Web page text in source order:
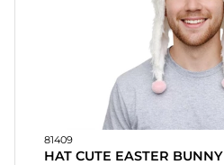
81409
HAT CUTE EASTER BUNNY